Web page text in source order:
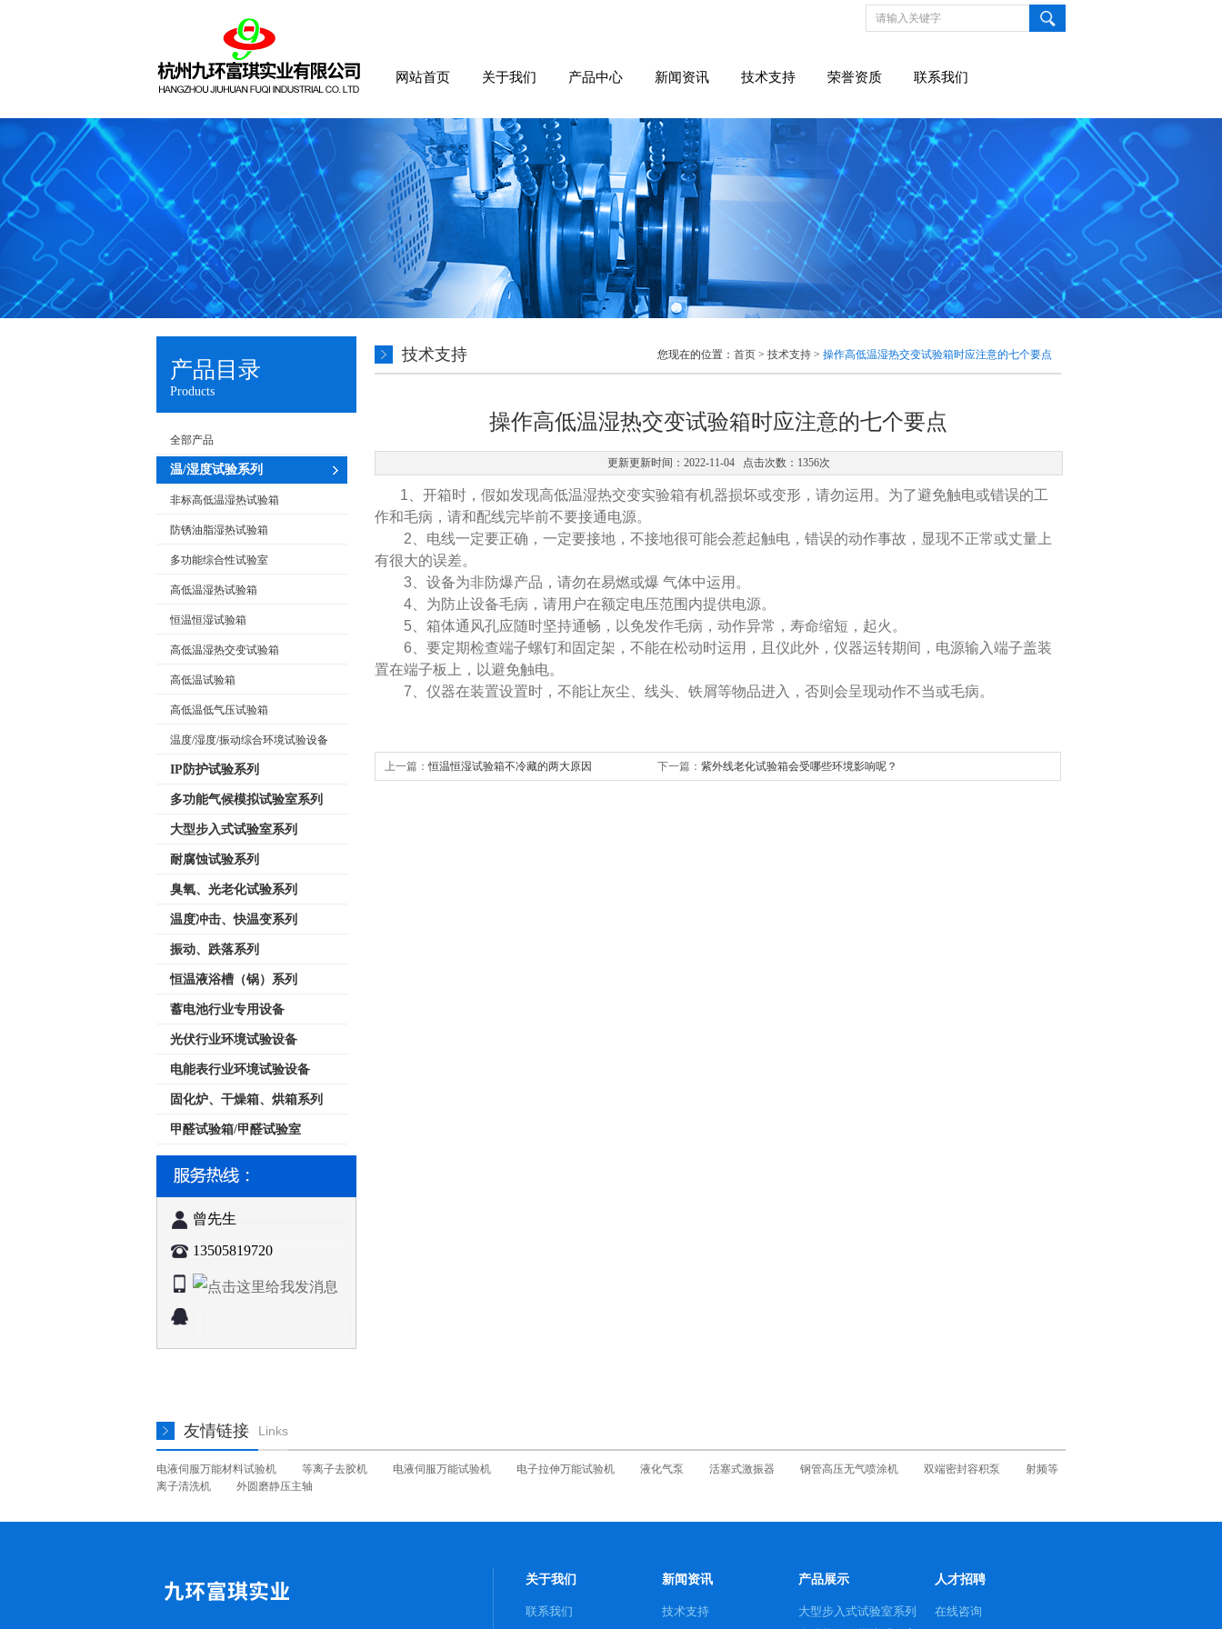
网站首页 关于我们 产品中心 新闻资讯 技术支持 荣誉资质 联系我们
产品目录
Products
全部产品
温/湿度试验系列
非标高低温湿热试验箱
防锈油脂湿热试验箱
多功能综合性试验室
高低温湿热试验箱
恒温恒湿试验箱
高低温湿热交变试验箱
高低温试验箱
高低温低气压试验箱
温度/湿度/振动综合环境试验设备
IP防护试验系列
多功能气候模拟试验室系列
大型步入式试验室系列
耐腐蚀试验系列
臭氧、光老化试验系列
温度冲击、快温变系列
振动、跌落系列
恒温液浴槽（锅）系列
蓄电池行业专用设备
光伏行业环境试验设备
电能表行业环境试验设备
固化炉、干燥箱、烘箱系列
甲醛试验箱/甲醛试验室
曾先生
13505819720
技术支持 您现在的位置： 首页 > 技术支持 > 操作高低温湿热交变试验箱时应注意的七个要点
操作高低温湿热交变试验箱时应注意的七个要点
更新更新时间：2022-11-04 点击次数：1356次
1 、开箱时，假如发现高低温湿热交变实验箱有机器损坏或变形，请勿运用。为了避免触电或错误的工
作和毛病，请和配线完毕前不要接通电源。
2 、电线一定要正确，一定要接地，不接地很可能会惹起触电，错误的动作事故，显现不正常或丈量上
有很大的误差。
3 、设备为非防爆产品，请勿在易燃或爆 气体中运用。
4 、为防止设备毛病，请用户在额定电压范围内提供电源。
5 、箱体通风孔应随时坚持通畅，以免发作毛病，动作异常，寿命缩短，起火。
6 、要定期检查端子螺钉和固定架，不能在松动时运用，且仪此外，仪器运转期间，电源输入端子盖装
置在端子板上，以避免触电。
7 、仪器在装置设置时，不能让灰尘、线头、铁屑等物品进入，否则会呈现动作不当或毛病。
上一篇：恒温恒湿试验箱不冷藏的两大原因 下一篇： 紫外线老化试验箱会受哪些环境影响呢？
友情链接 Links
电液伺服万能材料试验机 等离子去胶机 电液伺服万能试验机 电子拉伸万能试验机 液化气泵 活塞式激振器 钢管高压无气喷涂机 双端密封容积泵
射频等
离子清洗机
外圆磨静压主轴
关于我们
联系我们
新闻资讯
技术支持
产品展示
大型步入式试验室系列
人才招聘
在线咨询